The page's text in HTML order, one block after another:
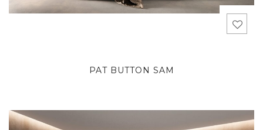
PAT BUTTON SAM